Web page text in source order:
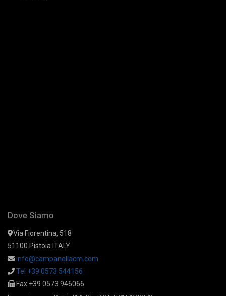
Dove Siamo
Via Fiorentina, 518
51100 Pistoia ITALY
info@campanellacm.com
Tel +39 0573 544156
Fax +39 0573 946066